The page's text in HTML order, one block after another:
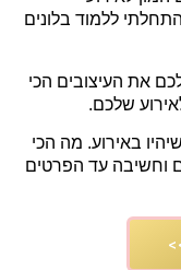
ללמוד בלונים
את העיצובים הכי
שלכם.
באירוע. מה הכי
וחשיבה עד הפרטים